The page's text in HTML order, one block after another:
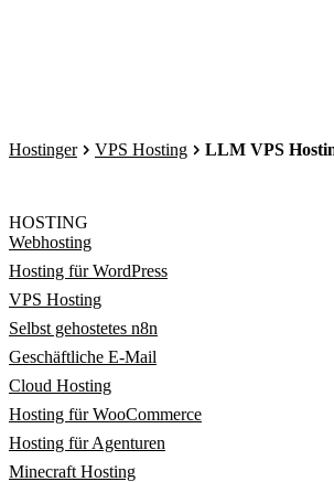
Hostinger VPS Hosting LLM VPS
HOSTING
Webhosting
Hosting für WordPress
VPS Hosting
Selbst gehostetes n8n
Geschäftliche E-Mail
Cloud Hosting
Hosting für WooCommerce
Hosting für Agenturen
Minecraft Hosting